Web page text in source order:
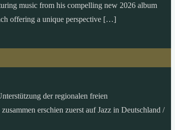
music from his compelling new 2026 album
offering a unique perspective […]
der regionalen freien
erschien zuerst auf Jazz in Deutschland /